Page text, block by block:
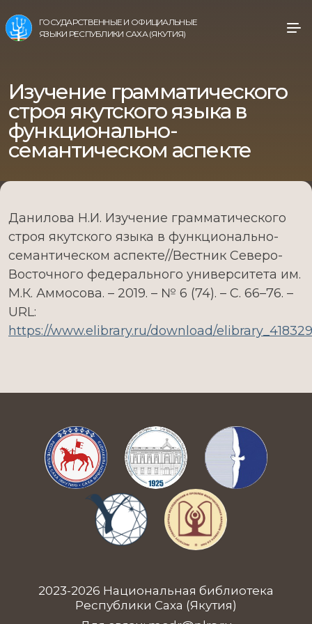
ГОСУДАРСТВЕННЫЕ И ОФИЦИАЛЬНЫЕ
ЯЗЫКИ РЕСПУБЛИКИ САХА (ЯКУТИЯ)
Изучение грамматического
строя якутского языка в
функционально-
семантическом аспекте
Данилова Н.И. Изучение грамматического
строя якутского языка в функционально-
семантическом аспекте//Вестник Северо-
Восточного федерального университета им.
М.К. Аммосова. – 2019. – № 6 (74). – С. 66–76. –
URL:
https://www.elibrary.ru/download/
2023-2026 Национальная библиотека
Республики Саха (Якутия)